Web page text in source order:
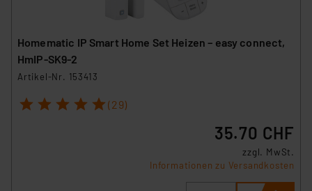
Homematic IP Smart Home Set Heizen – easy connect,
HmIP-SK9-2
Artikel-Nr. 153413
1 2 3 4 5 (29)
35.70 CHF
zzgl. MwSt.
Informationen zu Versandkosten